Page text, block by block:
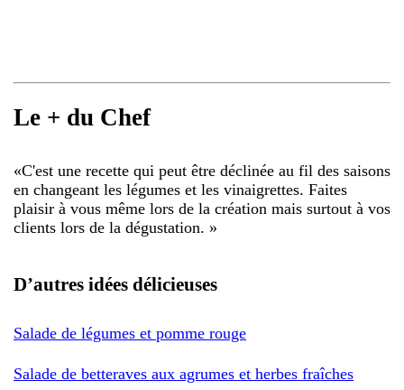
Le + du Chef
«C'est une recette qui peut être déclinée au fil des saisons
en changeant les légumes et les vinaigrettes. Faites
plaisir à vous même lors de la création mais surtout à vos
clients lors de la dégustation. »
D’autres idées délicieuses
Salade de légumes et pomme rouge
Salade de betteraves aux agrumes et herbes fraîches